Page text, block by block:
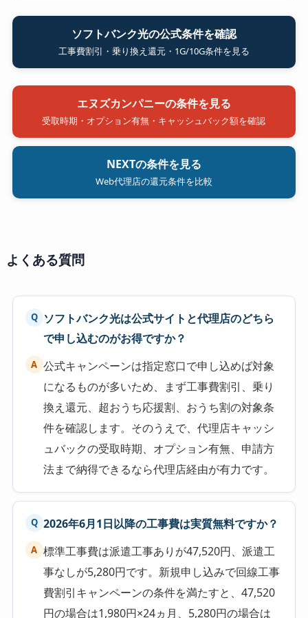
ソフトバンク光の公式条件を確認
工事費割引・乗り換え還元・1G/10G条件を見る
エヌズカンパニーの条件を見る
受取時期・オプション有無・キャッシュバック額を確認
NEXTの条件を見る
Web代理店の還元条件を比較
よくある質問
Q ソフトバンク光は公式サイトと代理店のどちら
で申し込むのがお得ですか？
A 公式キャンペーンは指定窓口で申し込めば対象
になるものが多いため、まず工事費割引、乗り
換え還元、超おうち応援割、おうち割の対象条
件を確認します。そのうえで、代理店キャッシ
ュバックの受取時期、オプション有無、申請方
法まで納得できるなら代理店経由が有力です。
Q 2026年6月1日以降の工事費は実質無料ですか？
A 標準工事費は派遣工事ありが47,520円、派遣工
事なしが5,280円です。新規申し込みで回線工事
費割引キャンペーンの条件を満たすと、47,520
円の場合は1,980円×24ヵ月、5,280円の場合は